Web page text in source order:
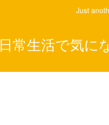
Just
日常生活で気に